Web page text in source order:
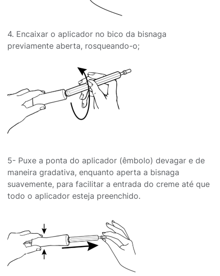
4. Encaixar o aplicador no bico da bisnaga
previamente aberta, rosqueando-o;
5- Puxe a ponta do aplicador (êmbolo) devagar e de
maneira gradativa, enquanto aperta a bisnaga
suavemente, para facilitar a entrada do creme até que
todo o aplicador esteja preenchido.